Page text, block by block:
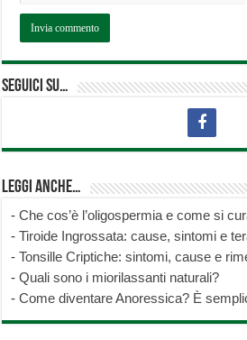
Seguici su…
Leggi anche…
-Che cos’è l’oligospermia e come si
-Tiroide Ingrossata: cause, sintomi e
-Tonsille Criptiche: sintomi, cause e
-Quali sono i miorilassanti naturali?
-Come diventare Anoressica? È